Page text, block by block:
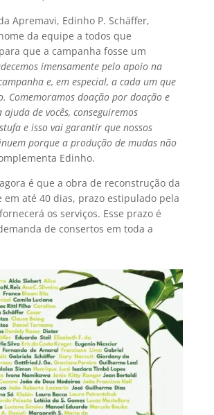
Apremavi, Edinho P. Schäffer,
da equipe a todos que
que a campanha fosse um
imensamente pelo apoio na
e, em especial, a cada um que
Comemoramos doação por doação e
ajuda de vocês, conseguiremos
e isso vai garantir que nossos
porque a produção de mudas não
Edinho.
é que a obra de reconstrução da
em até 40 dias, prazo estipulado pela
os serviços. Esse prazo é
de consertos em toda a